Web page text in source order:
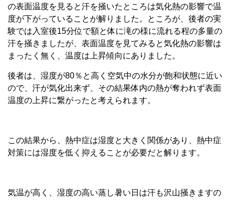
の表面温度を見ると汗を掻いたところは気化熱の影響で温
度が下がっていることが解りました。ところが、後者の実
験では入室後15分位で額と体に滝の様に流れる程の多量の
汗を掻きましたが、表面温度を見てみると気化熱の影響は
まったく無く、温度は上昇傾向にありました。
後者は、湿度が80％と高く空気中の水分が飽和状態に近い
ので、汗が気化出来ず、その結果体内の熱が奪われず表面
温度の上昇に繋がったと考えられます。
この結果から、熱中症は湿度と大きく関係があり、熱中症
対策には湿度を低く抑えることが必要だと解ります。
気温が高く、湿度の高い蒸し暑い日は汗も沢山掻きますの